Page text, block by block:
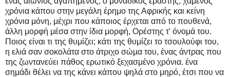
χρόνια κάπου στην μεγάλη έρημο της Αφρικής και κείνη
χρόνια μόνη, μέχρι που κάποιος έρχεται από το πουθενά,
άλλη μορφή μέσα στην ίδια μορφή, Ορέστης τ' όνομά του.
Ποιος είναι τι της θυμίζει; κάτι της θυμίζει το τσουλούφι του,
η ελιά σαν σοκολάτα στο άτριχο σώμα του, ένας άντρας που
της ζωντανεύει πάθος ερωτικό ξεχασμένο χρόνια. ένα
σημάδι θέλει να της κάνει κάπου ψηλά στο μηρό, έτσι που να